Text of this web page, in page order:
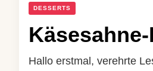
DESSERTS
Hallo erstmal, verehrte